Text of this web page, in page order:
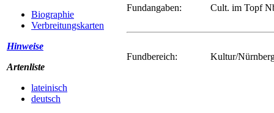
Biographie
Verbreitungskarten
Hinweise
Artenliste
lateinisch
deutsch
Fundangaben:
Cult. im Topf
Fundbereich: Kultur/